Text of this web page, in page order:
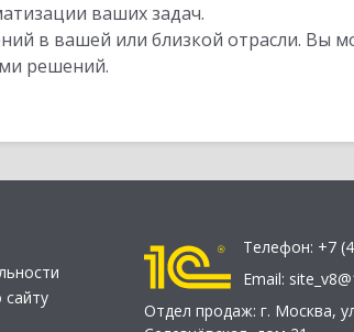
ваших задач.
в вашей или близкой отрасли. Вы
решений.
Телефон: +7
Email:
Отдел продаж: г. Москва,